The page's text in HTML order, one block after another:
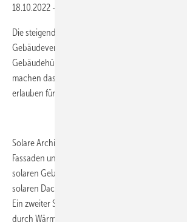
18.10.2022 -
Die steigenden Kosten für elektrischen Strom und
Gebäudeversorgung zwingt, alle verfügbaren
Gebäudehülle zu nutzen. Denn sie lassen sich
machen das Gebäude zum selbstversorgenden
erlauben für die E-Mobilität völlig neue Chancen.
Solare Architektur: Im PV FOKUS geht es um
Fassaden und Überkopfverglasungen sowie die
solaren Gebäuden. Zudem ist die Montage von
solaren Dachziegeln ein wichtiges Thema.
Ein zweiter Schwerpunkt erläutert die Chancen
durch Wärmepumpen und solarelektrische Boiler